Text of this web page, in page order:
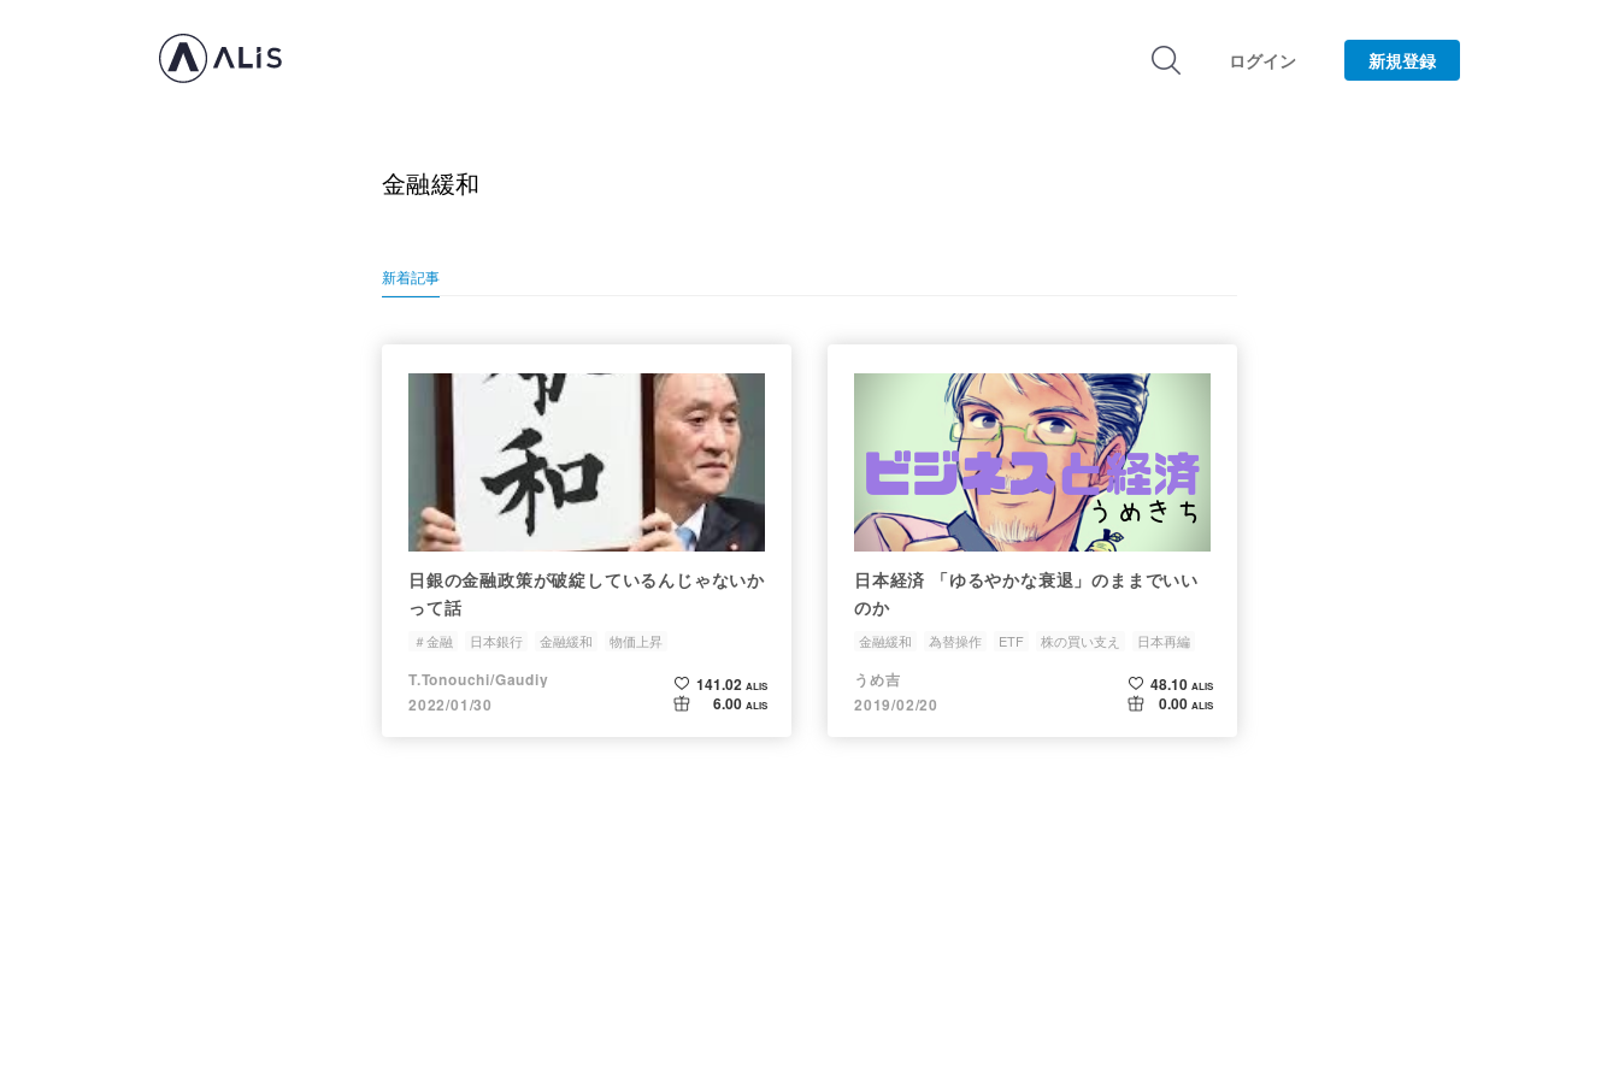
ログイン 新規登録
金融緩和
新着記事
日銀の金融政策が破綻しているんじゃないか
って話
＃金融 日本銀行 金融緩和 物価上昇
T.Tonouchi/Gaudiy
2022/01/30
141.02 ALIS
6.00 ALIS
日本経済 「ゆるやかな衰退」のままでいい
のか
金融緩和 為替操作 ETF 株の買い支え 日本再編
うめ吉
2019/02/20
48.10 ALIS
0.00 ALIS